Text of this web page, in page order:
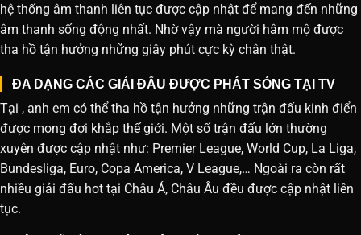
hệ thống âm thanh liên tục được cập nhật để mang đến những
âm thanh sống động nhất. Nhờ vậy mà người hâm mộ được
tha hồ tận hưởng những giây phút cực kỳ chân thật.
ĐA DẠNG CÁC GIẢI ĐẤU ĐƯỢC PHÁT SÓNG TẠI TV
Tại , anh em có thể tha hồ tận hưởng những trận đấu kinh điển
được mong đợi khắp thế giới. Một số trận đấu lớn thường
xuyên được cập nhật như: Premier League, World Cup, La Liga,
Bundesliga, Euro, Copa America, V League,… Ngoài ra còn rất
nhiều giải đấu hot tại Châu Á, Châu Âu đều được cập nhật liên
tục.